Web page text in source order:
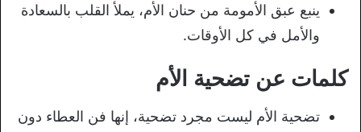
ينبع عبق الأمومة من حنان الأم، يملأ القلب بالسعادة
والأمل في كل الأوقات.
كلمات عن تضحية الأم
تضحية الأم ليست مجرد تضحية، إنها فن العطاء دون